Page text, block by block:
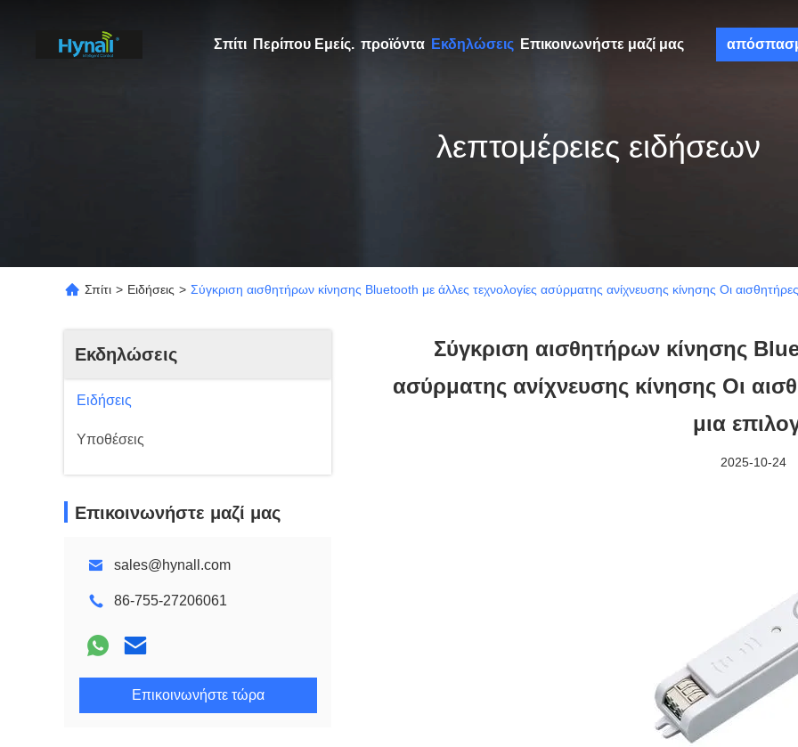
Σπίτι Περίπου Εμείς. προϊόντα Εκδηλώσεις Επικοινωνήστε μαζί μας
λεπτομέρειες ειδήσεων
Σπίτι > Ειδήσεις > Σύγκριση αισθητήρων κίνησης Bluetooth με άλλες τεχνολογίες ασύρματης ανίχνευσης κίνησης Οι
Εκδηλώσεις
Ειδήσεις
Υποθέσεις
Επικοινωνήστε μαζί μας
sales@hynall.com
86-755-27206061
Επικοινωνήστε τώρα
Σύγκριση αισθητήρων κίνησης
ασύρματης ανίχνευσης κίνησης Οι
μια
2025-10-24